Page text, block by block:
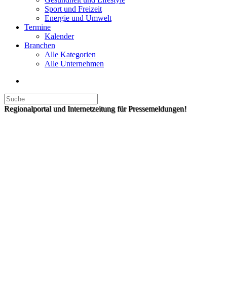
Sport und Freizeit
Energie und Umwelt
Termine
Kalender
Branchen
Alle Kategorien
Alle Unternehmen
Regionalportal und Internetzeitung für Pressemeldungen!